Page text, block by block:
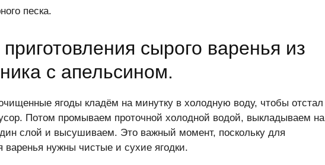
песка.
сырого варенья из
с апельсином.
ягоды кладём на минутку в холодную воду, чтобы отстал
Потом промываем проточной холодной водой, выкладываем на
слой и высушиваем. Это важный момент, поскольку для
варенья нужны чистые и сухие ягодки.